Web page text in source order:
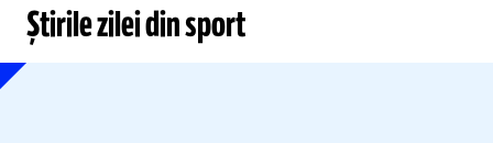
Știrile zilei din sport